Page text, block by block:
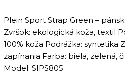
Plein Sport Strap Green –
Zvršok: ekologická koža, textil
100% koža Podrážka: syntetika
zapínania Farba: biela, zelená,
Model: SIPS805